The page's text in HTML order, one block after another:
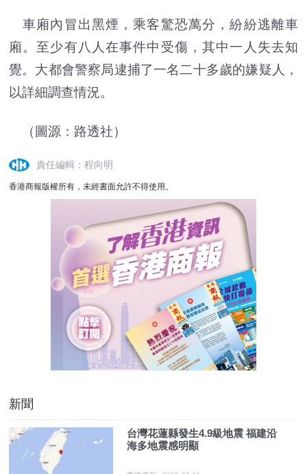
車廂內冒出黑煙，乘客驚恐萬分，紛紛逃離車
廂。至少有八人在事件中受傷，其中一人失去知
覺。大都會警察局逮捕了一名二十多歲的嫌疑人，
以詳細調查情況。
（圖源：路透社）
責任編輯：程向明
香港商報版權所有，未經書面允許不得使用。
新聞
台灣花蓮縣發生4.9級地震 福建沿
海多地震感明顯